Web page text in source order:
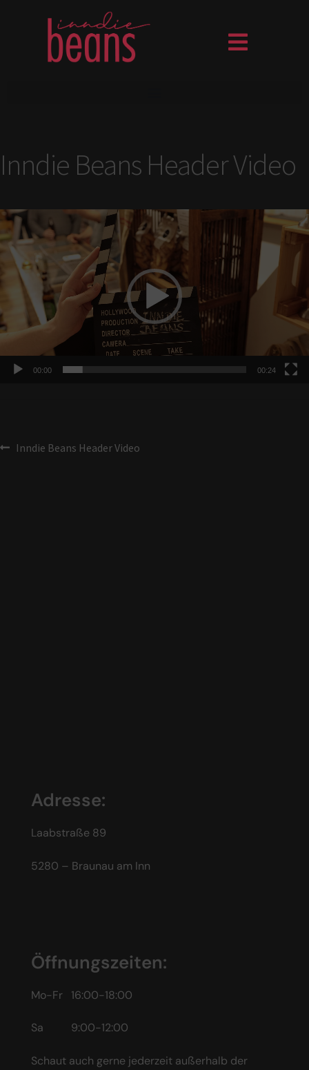
Inndie Beans Header Video
Video-
Player
00:00 00:24
Inndie Beans Header Video
Adresse:
Laabstraße 89
5280 – Braunau am Inn
Öffnungszeiten:
Mo-Fr 16:00-18:00
Sa 9:00-12:00
Schaut auch gerne jederzeit außerhalb der